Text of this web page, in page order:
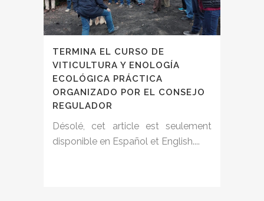
TERMINA EL CURSO DE
VITICULTURA Y ENOLOGÍA
ECOLÓGICA PRÁCTICA
ORGANIZADO POR EL CONSEJO
REGULADOR
Désolé, cet article est seulement
disponible en Español et English....